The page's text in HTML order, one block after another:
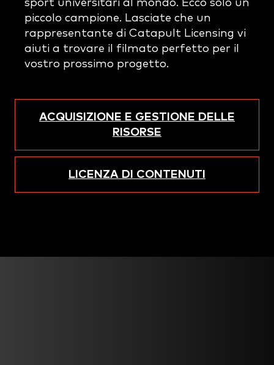
sport universitari al mondo. Ecco solo un
piccolo campione. Lasciate che un
rappresentante di Catapult Licensing vi
aiuti a trovare il filmato perfetto per il
vostro prossimo progetto.
ACQUISIZIONE E GESTIONE DELLE
RISORSE
LICENZA DI CONTENUTI